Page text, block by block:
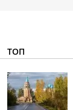
ТОП